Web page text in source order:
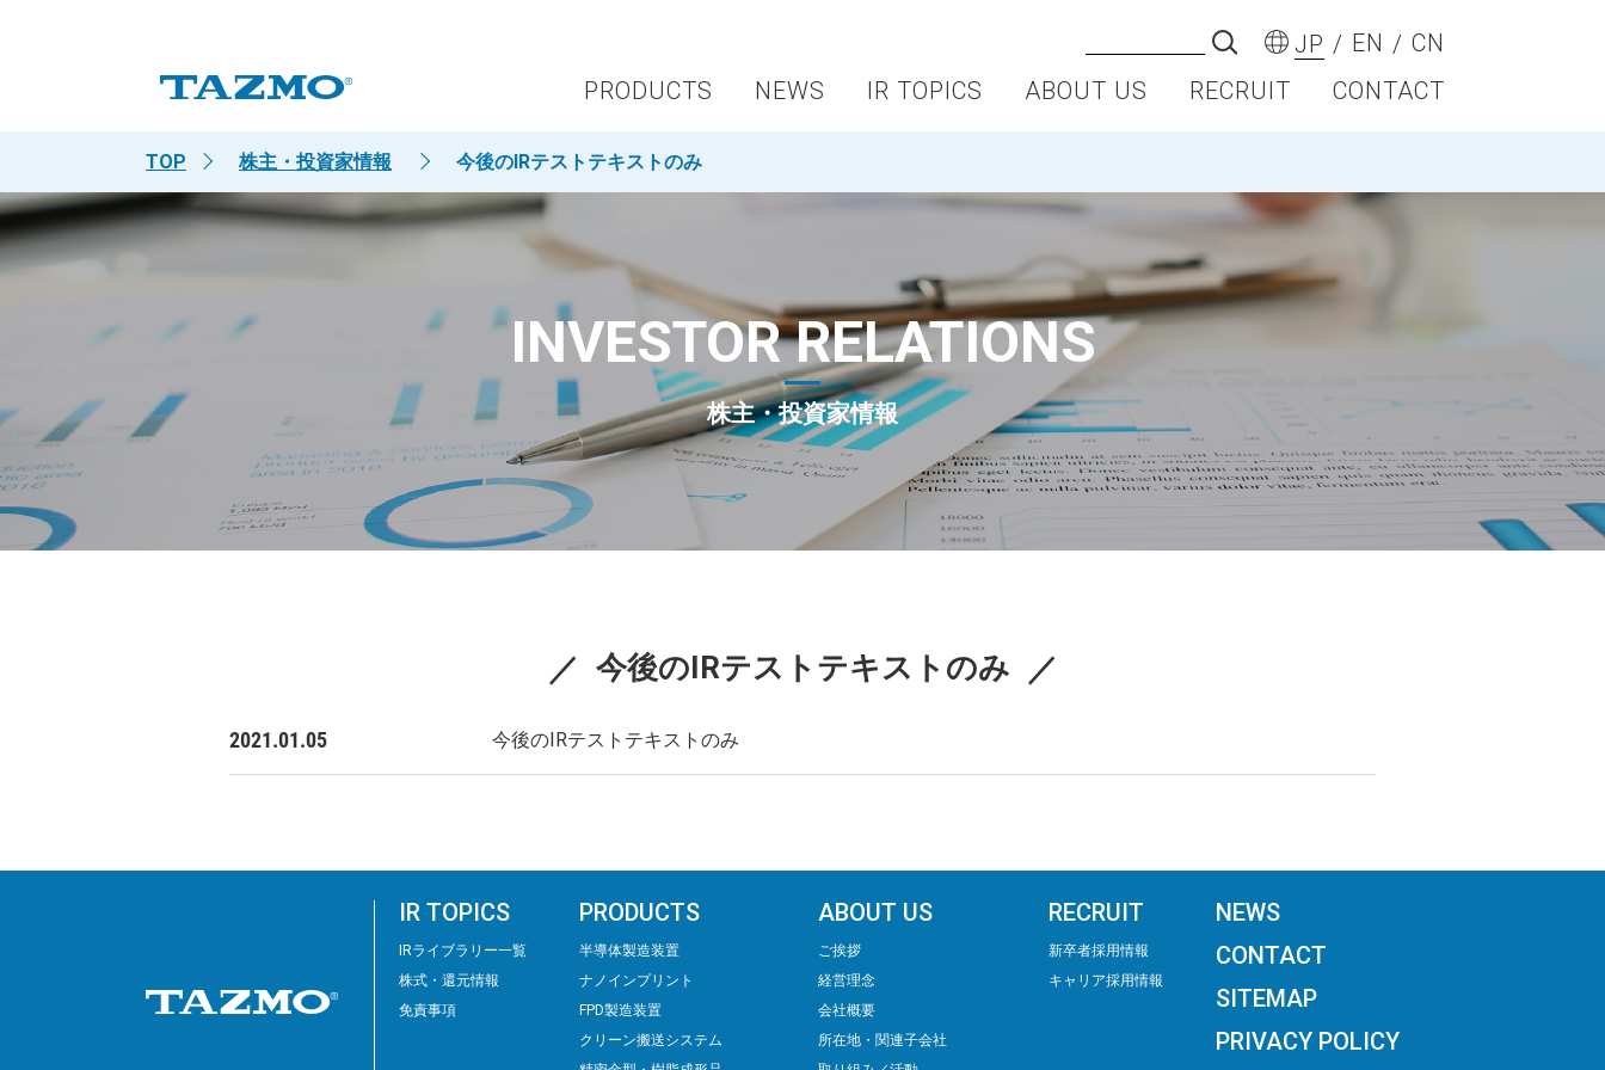
JP EN
CN
PRODUCTS
NEWS IR TOPICS ABOUT US RECRUIT CONTACT
TOP 株主・投資家情報 今後のIRテストテキストのみ
INVESTOR RELATIONS
株主・投資家情報
今後のIRテストテキストのみ
2021.01.05 今後のIRテストテキストのみ
IR TOPICS
IRライブラリー⼀覧
株式・還元情報
免責事項
PRODUCTS
半導体製造装置
ナノインプリント
FPD製造装置
クリーン搬送システム
ABOUT US
ご挨拶
経営理念
会社概要
所在地・関連子会社
RECRUIT
新卒者採用情報
キャリア採用情報
NEWS
CONTACT
SITEMAP
PRIVACY POLICY